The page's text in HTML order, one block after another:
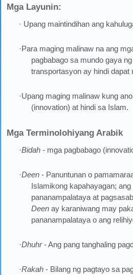
Mga Layunin:
· Upang maintindihan ang
·Para maging malinaw na ang
pagbabago sa mundo gaya
transportasyon ay hindi dapat
·Upang maging malinaw kung
(innovation) at hindi sa Islam.
Mga Terminolohiyang Arabik
·Bidah - mga pagbabago
·Deen - Panuntunan o
Islamikong kapahayagan;
pananampalataya at
Deen ay karaniwang may
pananampalataya o ang
·Dhuhr- Ang pang tanghaling
·Rakah - Bilang ng pagtayo sa